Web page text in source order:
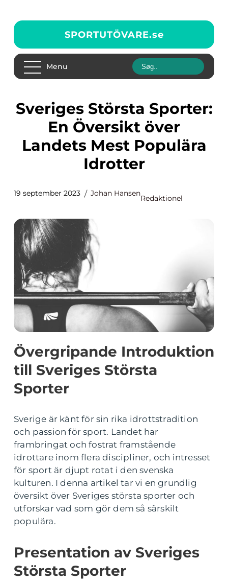
SPORTUTÖVARE.se
Menu
Sveriges Största Sporter:
En Översikt över
Landets Mest Populära
Idrotter
19 september 2023 Johan Hansen
Redaktionel
Övergripande Introduktion
till Sveriges Största
Sporter
Sverige är känt för sin rika idrottstradition
och passion för sport. Landet har
frambringat och fostrat framstående
idrottare inom flera discipliner, och intresset
för sport är djupt rotat i den svenska
kulturen. I denna artikel tar vi en grundlig
översikt över Sveriges största sporter och
utforskar vad som gör dem så särskilt
populära.
Presentation av Sveriges
Största Sporter